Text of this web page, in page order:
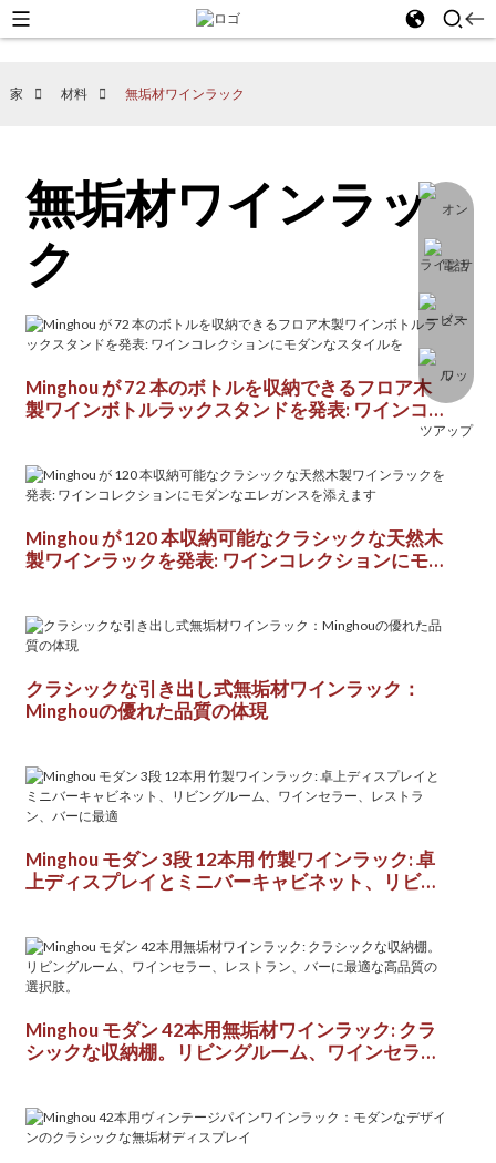
家 材料 無垢材ワインラック
無垢材ワインラッ
ク
Minghou が 72 本のボトルを収納できるフロア木
製ワインボトルラックスタンドを発表: ワインコレ
Minghou が 120 本収納可能なクラシックな天然木
製ワインラックを発表: ワインコレクションにモダ
クラシックな引き出し式無垢材ワインラック：
Minghouの優れた品質の体現
Minghou モダン 3段 12本用 竹製ワインラック: 卓
上ディスプレイとミニバーキャビネット、リビン
Minghou モダン 42本用無垢材ワインラック: クラ
シックな収納棚。リビングルーム、ワインセラ